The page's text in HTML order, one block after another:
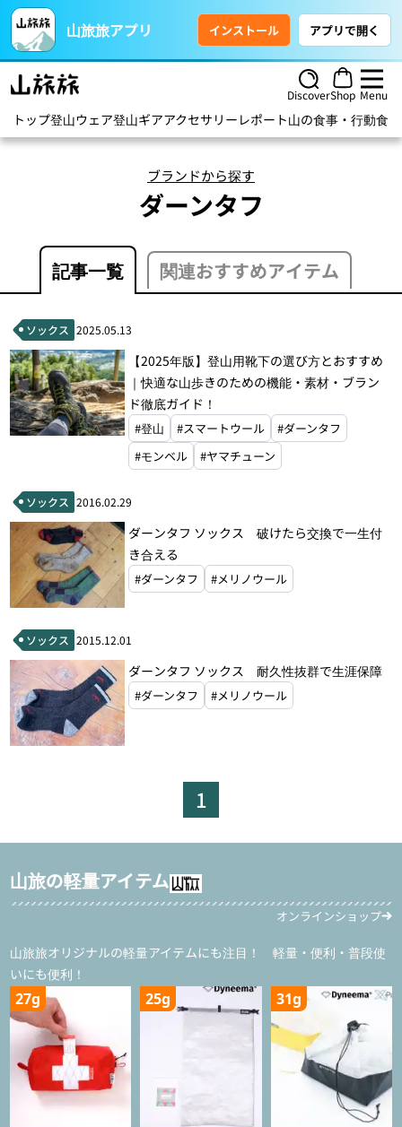
山旅旅アプリ インストール アプリで開く
DiscoverShop Menu
トップ登山ウェア登山ギアアクセサリー レポート山の食事・行動食
ブランドから探す
ダーンタフ
記事一覧 関連おすすめアイテム
ソックス 2025.05.13
【2025年版】登山用靴下の選び方とおすすめ
｜快適な山歩きのための機能・素材・ブラン
ド徹底ガイド！
#登山 #スマートウール
#ダーンタフ
#モンベル
#ヤマチューン
ソックス 2016.02.29
ダーンタフ ソックス 破けたら交換で一生付
き合える
#ダーンタフ #メリノウール
ソックス 2015.12.01
ダーンタフ ソックス 耐久性抜群で生涯保障
#ダーンタフ #メリノウール
1
山旅の軽量アイテム
オンラインショップ
山旅旅オリジナルの軽量アイテムにも注目！ 軽量・便利・普段使
いにも便利！
27g 25g 31g